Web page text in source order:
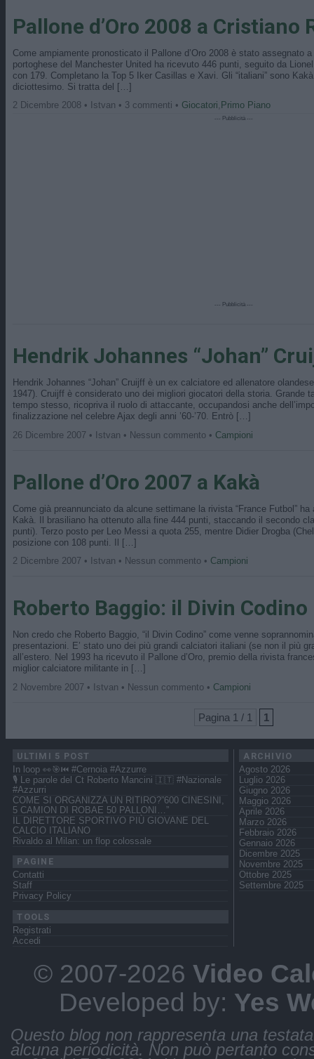
Pallone d’Oro 2008 a Cristiano
Come ampiamente pronosticato il Pallone d’Oro 2008 è stato assegnato
portoghese del Manchester United ha ricevuto 446 punti, seguito da
con 179. Completano la Top 5 Iker Casillas e Xavi. Gli “italiani” sono
diciottesimo. Si tratta del […]
2 Dicembre 2008 • Istvan • 3 commenti • Giocatori, Primo Piano
--- Pubblicità ---
--- Pubblicità ---
Hendrik Johannes “Johan”
Hendrik Johannes “Johan” Cruijff è un ex calciatore ed allenatore
1947). Cruijff è considerato uno dei migliori giocatori della storia. Grande
tempo stesso, ricopriva il ruolo di attaccante, occupandosi anche
finalizzazione nel celebre Ajax degli anni ’60-’70. Entrò […]
26 Dicembre 2007 • Istvan • Nessun commento • Campioni
Pallone d’Oro 2007 a Kakà
Come già preannunciato da alcune settimane la rivista “France Futbol”
Kakà. Il brasiliano ha ottenuto alla fine 444 punti, staccando il secondo
punti). Terzo posto per Leo Messi a quota 255, mentre Didier Drogba
posizione con 108 punti. Il […]
2 Dicembre 2007 • Istvan • Nessun commento • Campioni
Roberto Baggio: il Divin Codino
Non credo che Roberto Baggio, “il Divin Codino” come venne
presentazioni. E’ stato uno dei più grandi calciatori italiani (se non il più
all’estero. Nel 1993 ha ricevuto il Pallone d’Oro, premio della rivista
miglior calciatore militante in […]
2 Novembre 2007 • Istvan • Nessun commento • Campioni
Pagina 1 / 1 1
ULTIMI 5 POST
In loop 👀🎯⏮️ #Cernoia #Azzurre
🎙️ Le parole del Ct Roberto Mancini 🇮🇹 #Nazionale
#Azzurri
COME SI ORGANIZZA UN RITIRO?”600 CINESINI,
5 CAMION DI ROBAE 50 PALLONI…”
IL DIRETTORE SPORTIVO PIÙ GIOVANE DEL
CALCIO ITALIANO
Rivaldo al Milan: un flop colossale
PAGINE
Contatti
Staff
Privacy Policy
TOOLS
Registrati
Accedi
ARCHIVIO
Agosto 2026
Luglio 2026
Giugno 2026
Maggio 2026
Aprile 2026
Marzo 2026
Febbraio 2026
Gennaio 2026
Dicembre 2025
Novembre 2025
Ottobre 2025
Settembre 2025
© 2007-2026 Video
Developed by: Yes
Questo blog non rappresenta una
alcuna periodicità. Non può pertanto